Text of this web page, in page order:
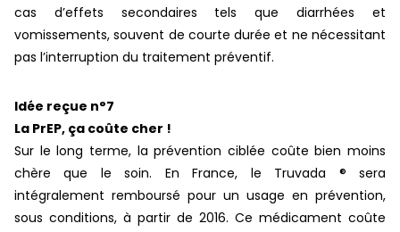
cas d’effets secondaires tels que diarrhées et
vomissements, souvent de courte durée et ne nécessitant
pas l’interruption du traitement préventif.
Idée reçue n°7
La PrEP, ça coûte cher !
Sur le long terme, la prévention ciblée coûte bien moins
chère que le soin. En France, le Truvada ® sera
intégralement remboursé pour un usage en prévention,
sous conditions, à partir de 2016. Ce médicament coûte